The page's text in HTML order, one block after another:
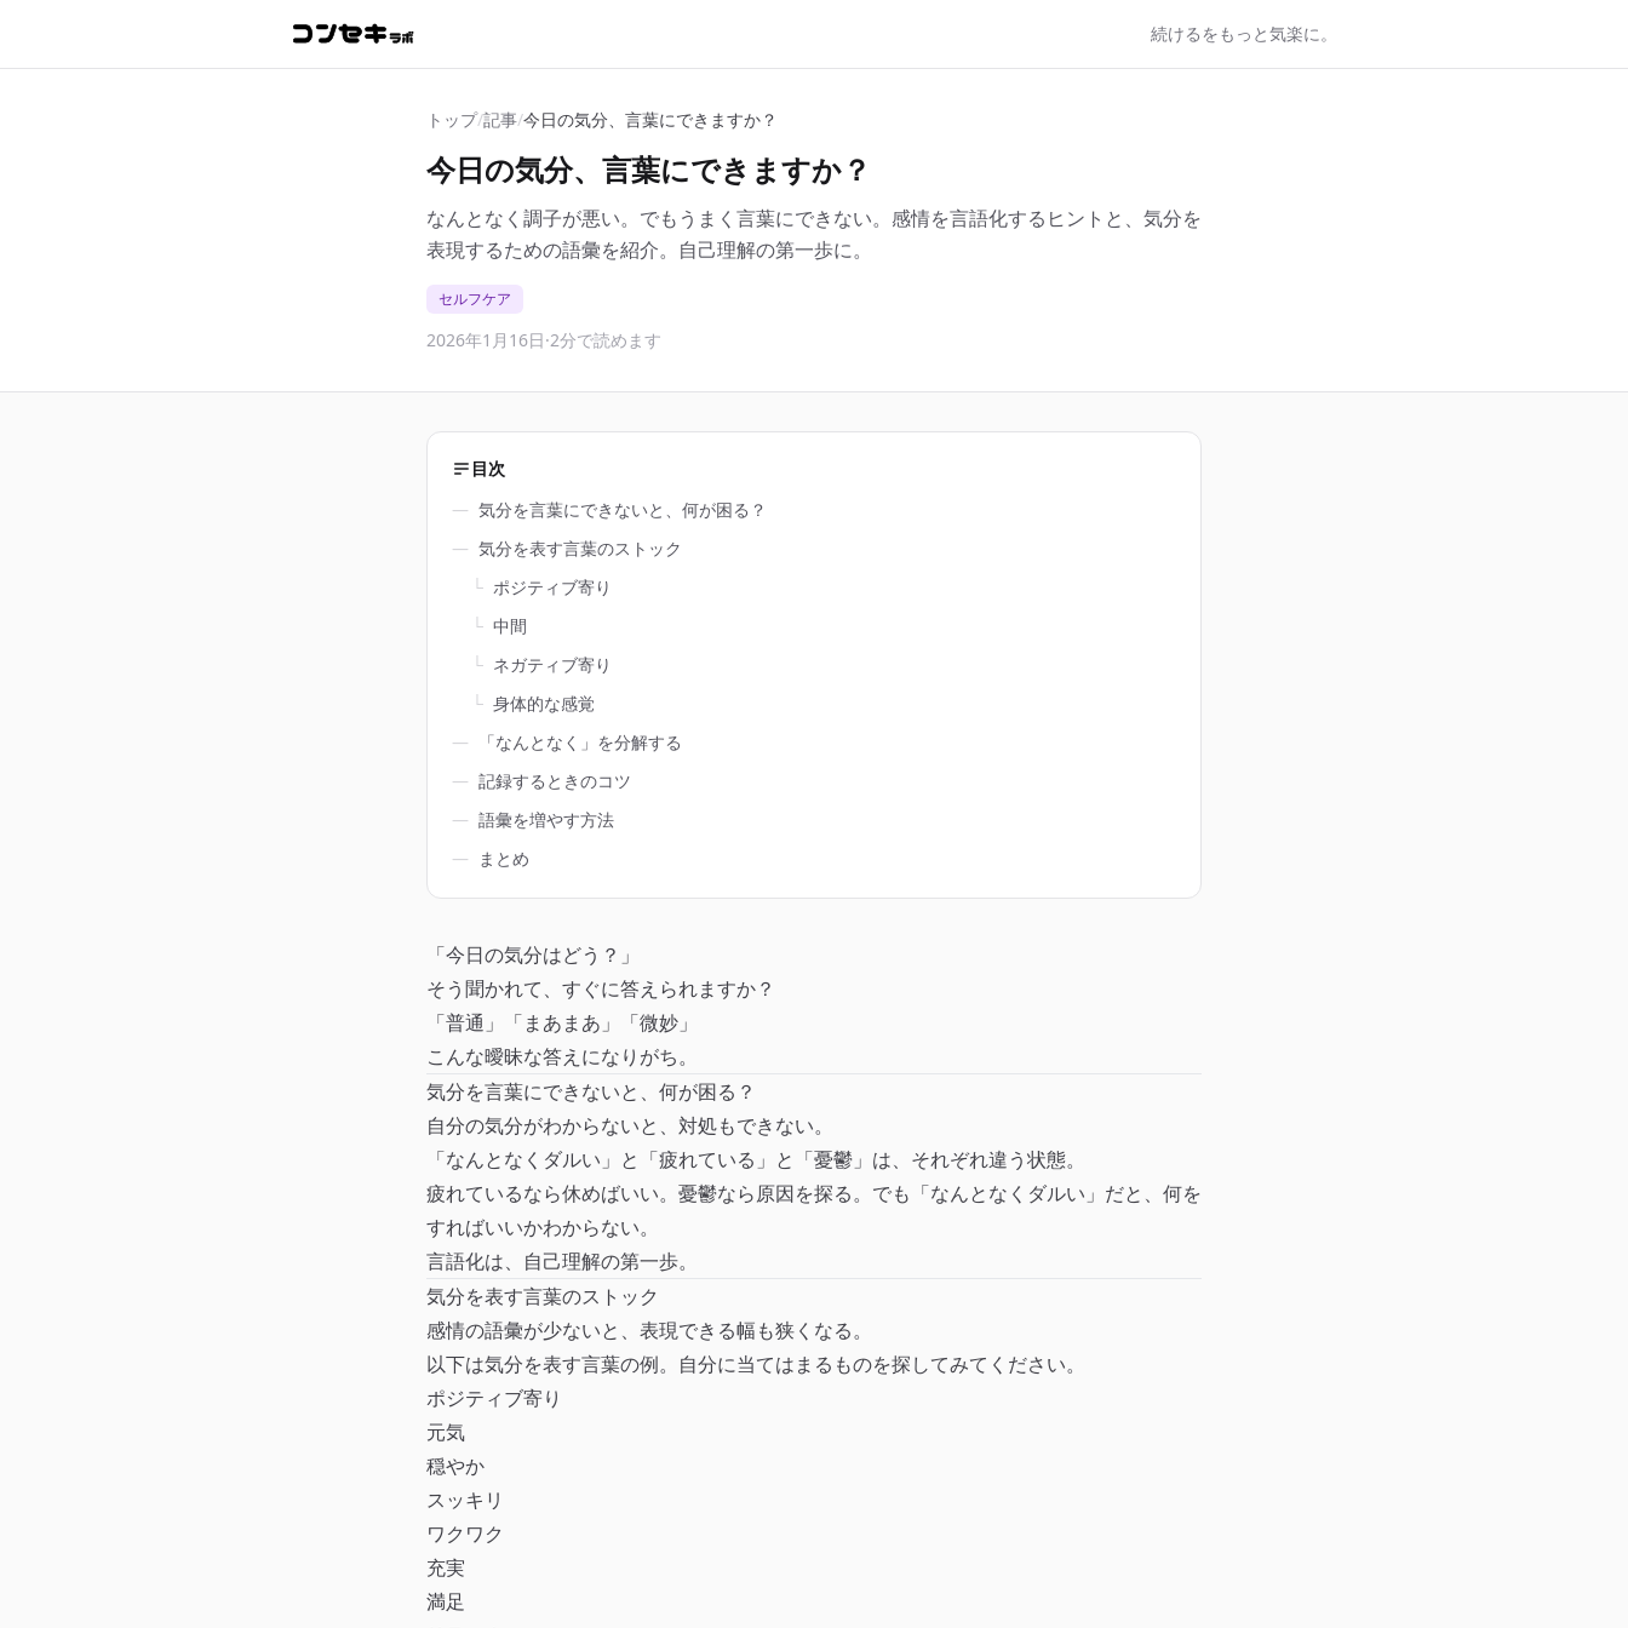
続けるをもっと気楽に。
トップ/記事/今日の気分、言葉にできますか？
今日の気分、言葉にできますか？
なんとなく調子が悪い。でもうまく言葉にできない。感情を言語化するヒントと、気分を
表現するための語彙を紹介。自己理解の第一歩に。
セルフケア
2026年1月16日·2分で読めます
目次
― 気分を言葉にできないと、何が困る？
― 気分を表す言葉のストック
└ ポジティブ寄り
└ 中間
└ ネガティブ寄り
└ 身体的な感覚
―
「なんとなく」を分解する
― 記録するときのコツ
― 語彙を増やす方法
― まとめ
「今日の気分はどう？」
そう聞かれて、すぐに答えられますか？
「普通」「まあまあ」「微妙」
こんな曖昧な答えになりがち。
気分を言葉にできないと、何が困る？
自分の気分がわからないと、対処もできない。
「なんとなくダルい」と「疲れている」と「憂鬱」は、それぞれ違う状態。
疲れているなら休めばいい。憂鬱なら原因を探る。でも「なんとなくダルい」だと、何を
すればいいかわからない。
言語化は、自己理解の第一歩。
気分を表す言葉のストック
感情の語彙が少ないと、表現できる幅も狭くなる。
以下は気分を表す言葉の例。自分に当てはまるものを探してみてください。
ポジティブ寄り
元気
穏やか
スッキリ
ワクワク
充実
満足